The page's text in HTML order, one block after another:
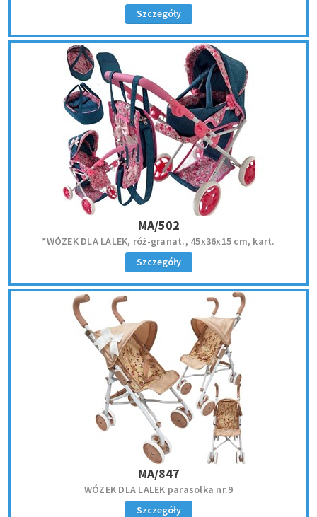
Szczegóły
MA/502
*WÓZEK DLA LALEK, róż-granat., 45x36x15 cm, kart.
Szczegóły
MA/847
WÓZEK DLA LALEK parasolka nr.9
Szczegóły